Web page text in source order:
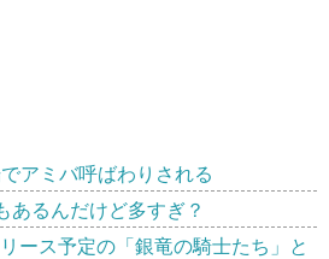
アミバ呼ばわりされる
あるんだけど多すぎ？
ース予定の「銀竜の騎士たち」と